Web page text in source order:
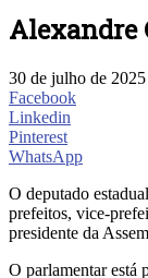
Alexandre
30 de julho de 2025
Facebook
Linkedin
Pinterest
WhatsApp
O deputado
prefeitos, vice-
presidente da
O parlamentar está